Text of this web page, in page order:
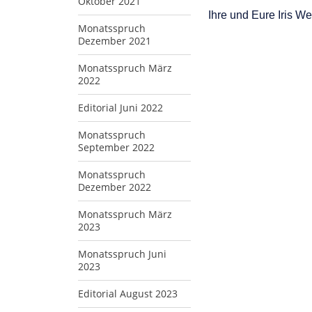
Monatsspruch
Dezember 2021
Monatsspruch März
2022
Editorial Juni 2022
Monatsspruch
September 2022
Monatsspruch
Dezember 2022
Monatsspruch März
2023
Monatsspruch Juni
2023
Editorial August 2023
Ihre und Eure Iris